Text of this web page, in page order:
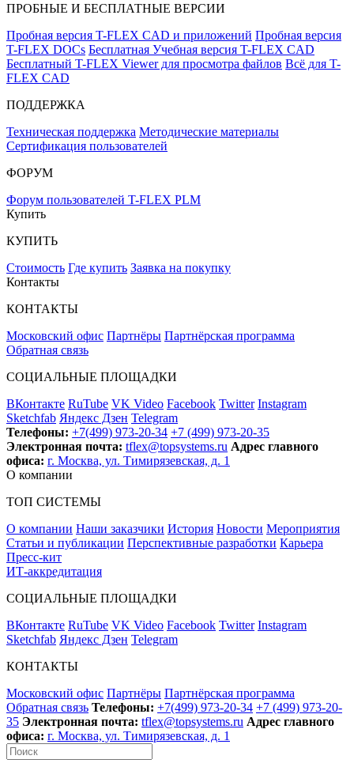
ПРОБНЫЕ И БЕСПЛАТНЫЕ ВЕРСИИ
Пробная версия T-FLEX CAD и приложений Пробная версия
T-FLEX DOCs Бесплатная Учебная версия T-FLEX CAD
Бесплатный T-FLEX Viewer для просмотра файлов Всё для T-
FLEX CAD
ПОДДЕРЖКА
Техническая поддержка Методические материалы
Сертификация пользователей
ФОРУМ
Форум пользователей T-FLEX PLM
Купить
КУПИТЬ
Стоимость Где купить Заявка на покупку
Контакты
КОНТАКТЫ
Московский офис Партнёры Партнёрская программа
Обратная связь
СОЦИАЛЬНЫЕ ПЛОЩАДКИ
ВКонтакте RuTube VK Video Facebook Twitter Instagram
Sketchfab Яндекс Дзен Telegram
Телефоны: +7(499) 973-20-34 +7 (499) 973-20-35
Электронная почта: tflex@topsystems.ru Адрес главного
офиса: г. Москва, ул. Тимирязевская, д. 1
О компании
ТОП СИСТЕМЫ
О компании Наши заказчики История Новости Мероприятия
Статьи и публикации Перспективные разработки Карьера
Пресс-кит
ИТ-аккредитация
СОЦИАЛЬНЫЕ ПЛОЩАДКИ
ВКонтакте RuTube VK Video Facebook Twitter Instagram
Sketchfab Яндекс Дзен Telegram
КОНТАКТЫ
Московский офис Партнёры Партнёрская программа
Обратная связь Телефоны: +7(499) 973-20-34 +7 (499) 973-20-
35 Электронная почта: tflex@topsystems.ru Адрес главного
офиса: г. Москва, ул. Тимирязевская, д. 1